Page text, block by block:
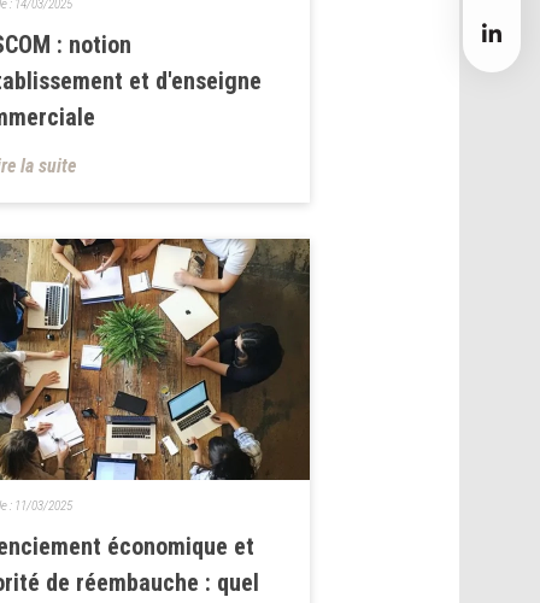
: notion
et d'enseigne
: 14/03/2025
la suite
économique et
de réembauche : quel
: 11/03/2025